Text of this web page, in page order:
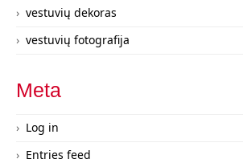
vestuvių dekoras
vestuvių fotografija
Meta
Log in
Entries feed